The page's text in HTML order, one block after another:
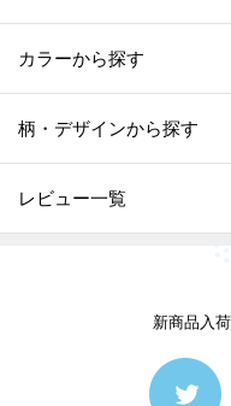
カラーから探す
柄・デザインから探す
レビュー一覧
新商品入